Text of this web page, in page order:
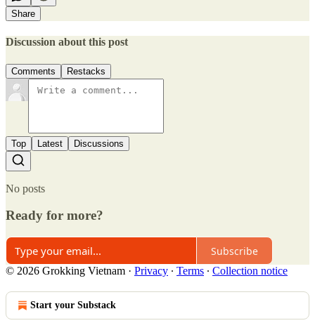
Share
Discussion about this post
Comments Restacks
Top Latest Discussions
No posts
Ready for more?
Subscribe
© 2026 Grokking Vietnam · Privacy ∙ Terms ∙ Collection notice
Start your Substack